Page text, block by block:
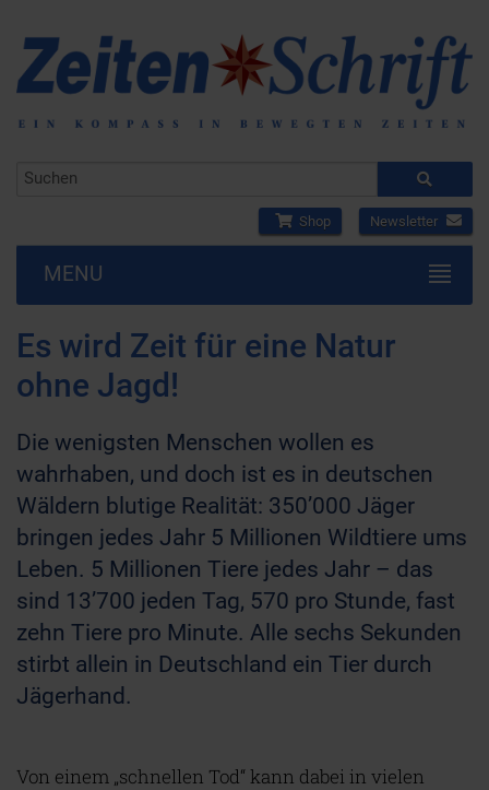
Shop Newsletter
MENU
Es wird Zeit für eine Natur
ohne Jagd!
Die wenigsten Menschen wollen es
wahrhaben, und doch ist es in deutschen
Wäldern blutige Realität: 350’000 Jäger
bringen jedes Jahr 5 Millionen Wildtiere ums
Leben. 5 Millionen Tiere jedes Jahr – das
sind 13’700 jeden Tag, 570 pro Stunde, fast
zehn Tiere pro Minute. Alle sechs Sekunden
stirbt allein in Deutschland ein Tier durch
Jägerhand.
Von einem „schnellen Tod“ kann dabei in vielen